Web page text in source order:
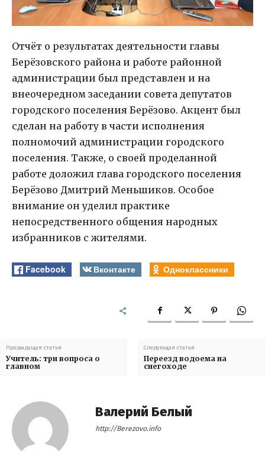
Отчёт о результатах деятельности главы
Берёзовского района и работе районной
администрации был представлен и на
внеочередном заседании совета депутатов
городского поселения Берёзово. Акцент был
сделан на работу в части исполнения
полномочий администрации городского
поселения. Также, о своей проделанной
работе доложил глава городского поселения
Берёзово Дмитрий Меньшиков. Особое
внимание он уделил практике
непосредственного общения народных
избранников с жителями.
Facebook Вконтакте Одноклассники
Предыдущая статья
Учитель: три вопроса о
главном
Следующая статья
Переезд водоема на
снегоходе
Валерий Белый
http://Berezovo.info